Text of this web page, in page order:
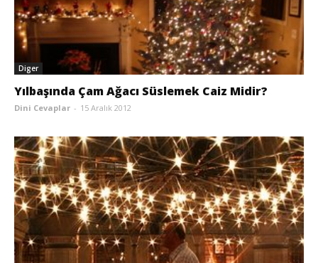
Diger
Yılbaşında Çam Ağacı Süslemek Caiz Midir?
Dini Cevaplar - 15 Aralık 2012